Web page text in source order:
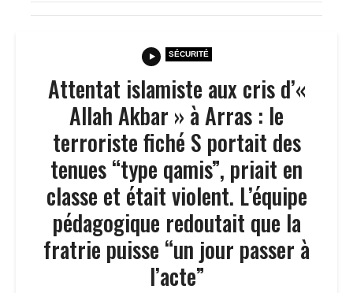
SÉCURITÉ
Attentat islamiste aux cris d’«
Allah Akbar » à Arras : le
terroriste fiché S portait des
tenues “type qamis”, priait en
classe et était violent. L’équipe
pédagogique redoutait que la
fratrie puisse “un jour passer à
l’acte”